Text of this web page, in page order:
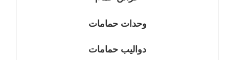
وحدات حمامات
دواليب حمامات